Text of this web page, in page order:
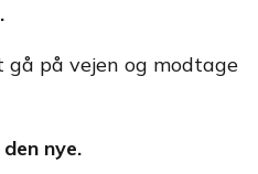
på vejen og modtage
nye.